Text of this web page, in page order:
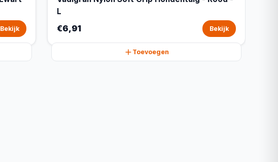
Bekijk
L
€6,91 Bekijk
Toevoegen